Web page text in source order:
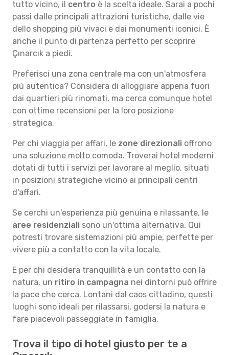
tutto vicino, il centro è la scelta ideale. Sarai a pochi
passi dalle principali attrazioni turistiche, dalle vie
dello shopping più vivaci e dai monumenti iconici. È
anche il punto di partenza perfetto per scoprire
Çınarcık a piedi.
Preferisci una zona centrale ma con un'atmosfera
più autentica? Considera di alloggiare appena fuori
dai quartieri più rinomati, ma cerca comunque hotel
con ottime recensioni per la loro posizione
strategica.
Per chi viaggia per affari, le zone direzionali offrono
una soluzione molto comoda. Troverai hotel moderni
dotati di tutti i servizi per lavorare al meglio, situati
in posizioni strategiche vicino ai principali centri
d'affari.
Se cerchi un'esperienza più genuina e rilassante, le
aree residenziali sono un'ottima alternativa. Qui
potresti trovare sistemazioni più ampie, perfette per
vivere più a contatto con la vita locale.
E per chi desidera tranquillità e un contatto con la
natura, un ritiro in campagna nei dintorni può offrire
la pace che cerca. Lontani dal caos cittadino, questi
luoghi sono ideali per rilassarsi, godersi la natura e
fare piacevoli passeggiate in famiglia.
Trova il tipo di hotel giusto per te a